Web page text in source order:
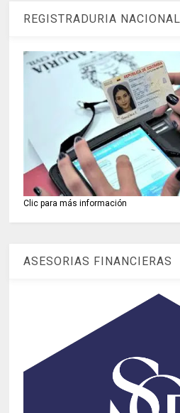
REGISTRADURIA NACIONAL
Clic para más información
ASESORIAS FINANCIERAS